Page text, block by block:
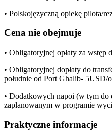
• Polskojęzyczną opiekę pilota/
Cena nie obejmuje
• Obligatoryjnej opłaty za
• Obligatoryjnej dopłaty do
południe od Port Ghalib- 5USD/
• Dodatkowych napoi (w tym do
zaplanowanym w programie
Praktyczne informacje